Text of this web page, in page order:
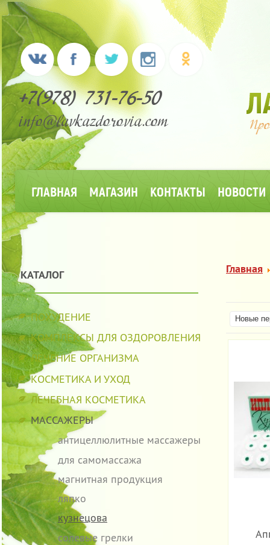
+7(978) 731-76-50
info@lavkazdorovia.com
ГЛАВНАЯ МАГАЗИН КОНТАКТЫ НОВОСТИ
КАТАЛОГ
ПОХУДЕНИЕ
КОМПЛЕКСЫ ДЛЯ ОЗДОРОВЛЕНИЯ
ЛЕЧЕНИЕ ОРГАНИЗМА
КОСМЕТИКА И УХОД
ЛЕЧЕБНАЯ КОСМЕТИКА
МАССАЖЕРЫ
антицеллюлитные массажеры
для самомассажа
магнитная продукция
ляпко
кузнецова
солевые грелки
Главная
Новые